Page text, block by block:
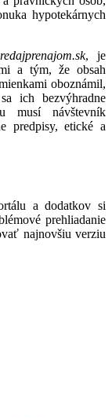
hypotekárnych
, je
a tým, že obsah
oboznámil,
ich bezvýhradne
musí návštevník
predpisy, etické a
a dodatkov si
prehliadanie
najnovšiu verziu